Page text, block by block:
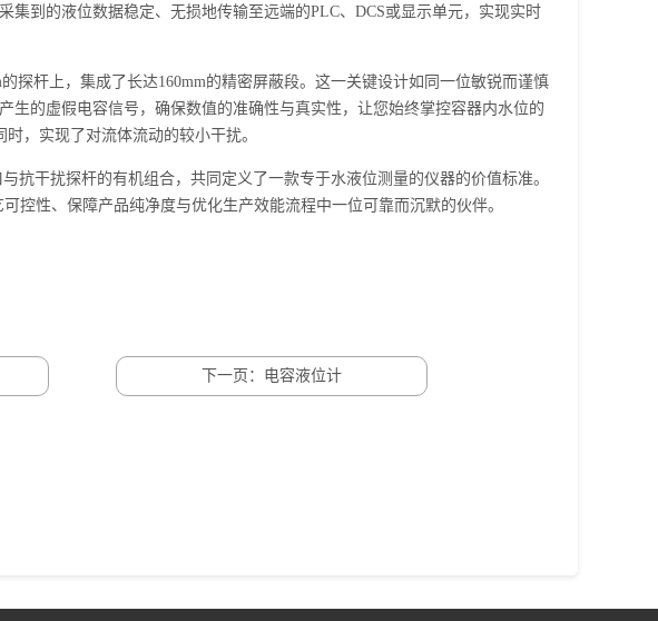
集到的液位数据稳定、无损地传输至远端的PLC、DCS或显示单元，实现实时
探杆上，集成了长达160mm的精密屏蔽段。这一关键设计如同一位敏锐而谨慎
生的虚假电容信号，确保数值的准确性与真实性，让您始终掌控容器内水位的
，实现了对流体流动的较小干扰。
干扰探杆的有机组合，共同定义了一款专于水液位测量的仪器的价值标准。
控性、保障产品纯净度与优化生产效能流程中一位可靠而沉默的伙伴。
下一页：电容液位计